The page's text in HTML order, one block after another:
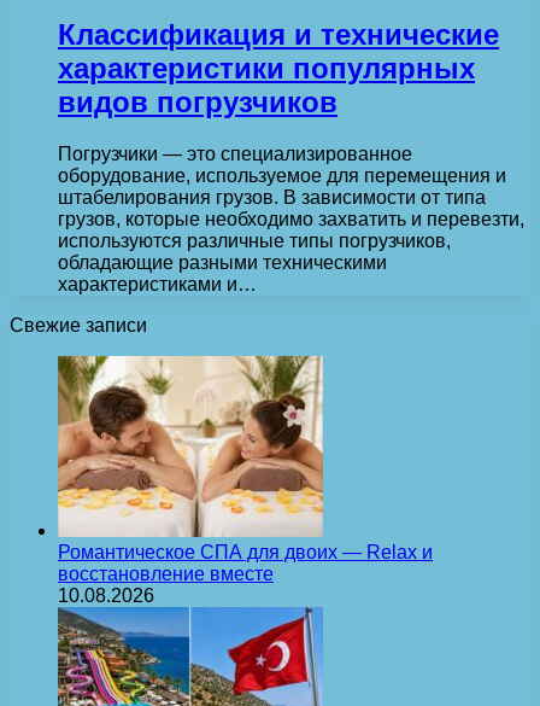
Классификация и технические
характеристики популярных
видов погрузчиков
Погрузчики — это специализированное
оборудование, используемое для перемещения и
штабелирования грузов. В зависимости от типа
грузов, которые необходимо захватить и перевезти,
используются различные типы погрузчиков,
обладающие разными техническими
характеристиками и…
Свежие записи
Романтическое СПА для двоих — Relax и
восстановление вместе
10.08.2026